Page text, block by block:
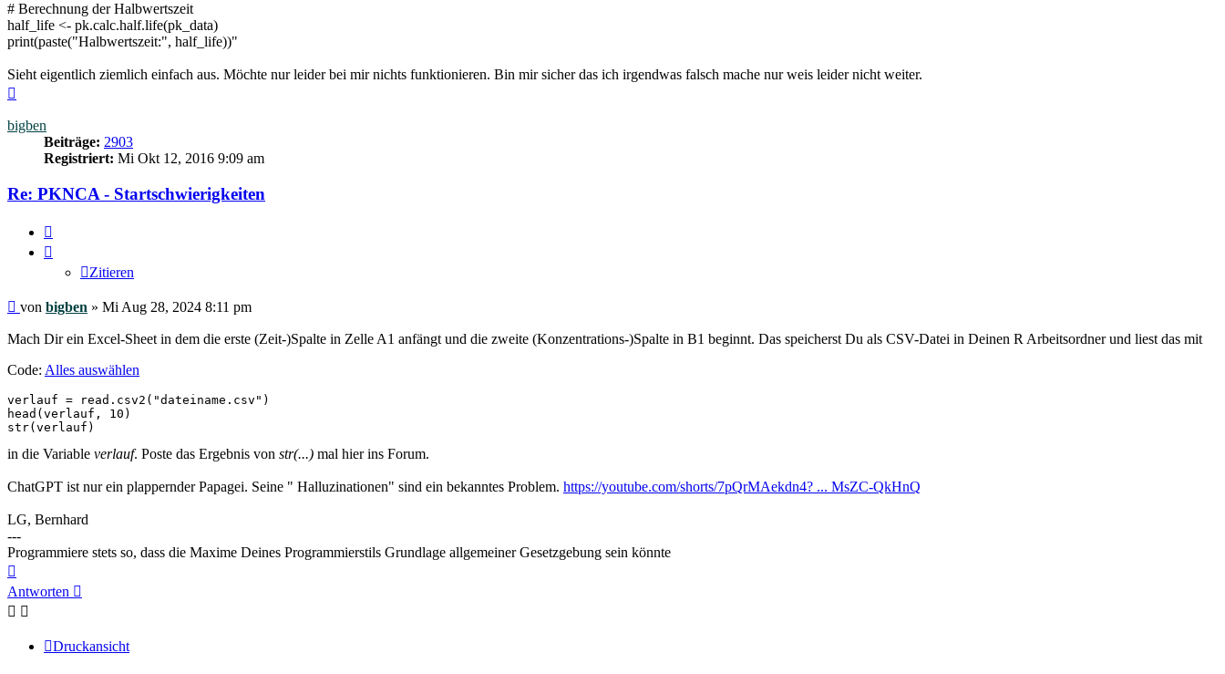
# Berechnung der Halbwertszeit
half_life <- pk.calc.half.life(pk_data)
print(paste("Halbwertszeit:", half_life))"
Sieht eigentlich ziemlich einfach aus. Möchte nur leider bei mir nichts funktionieren. Bin mir sicher das ich irgendwas falsch mache nur weis leider nicht weiter.
bigben
Beiträge: 2903
Registriert: Mi Okt 12, 2016 9:09 am
Re: PKNCA - Startschwierigkeiten
Zitieren
Beitrag
von bigben » Mi Aug 28, 2024 8:11 pm
Mach Dir ein Excel-Sheet in dem die erste (Zeit-)Spalte in Zelle A1 anfängt und die zweite (Konzentrations-)Spalte in B1 beginnt. Das speicherst Du als CSV-Datei in Deinen R Arbeitsordner und liest das mit
Code: Alles auswählen
verlauf = read.csv2("dateiname.csv")
head(verlauf, 10)
str(verlauf)
in die Variable verlauf. Poste das Ergebnis von str(...) mal hier ins Forum.
ChatGPT ist nur ein plappernder Papagei. Seine " Halluzinationen" sind ein bekanntes Problem. https://youtube.com/shorts/7pQrMAekdn4? ... MsZC-QkHnQ
LG, Bernhard
---
Programmiere stets so, dass die Maxime Deines Programmierstils Grundlage allgemeiner Gesetzgebung sein könnte
oben
Antworten
Druckansicht